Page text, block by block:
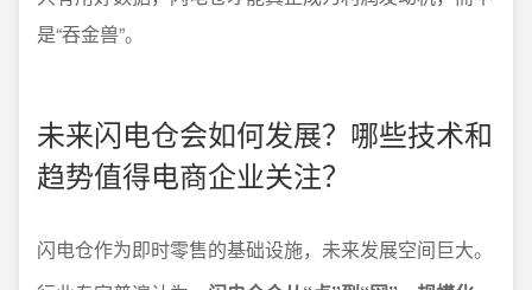
是“吞金兽”。
未来闪电仓会如何发展？哪些技术和
趋势值得电商企业关注？
闪电仓作为即时零售的基础设施，未来发展空间巨大。